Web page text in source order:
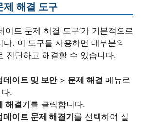
제 해결 도구
이트 문제 해결 도구’가 기본적으로
다. 이 도구를 사용하면 대부분의
진단하고 해결할 수 있습니다.
데이트 및 보안> 문제 해결 메뉴로
.
해결기를 클릭합니다.
데이트 문제 해결기를 선택하여 실